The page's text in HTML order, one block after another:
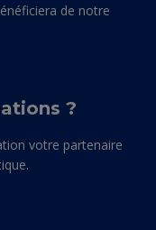
de notre
?
votre partenaire